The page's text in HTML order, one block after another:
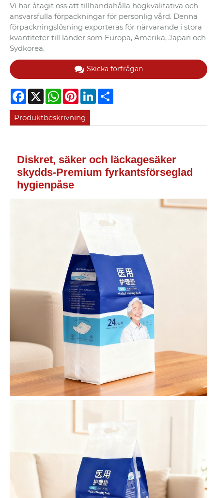
Vi har åtagit oss att tillhandahålla högkvalitativa och
ansvarsfulla förpackningar för personlig vård. Denna
förpackningslösning exporteras för närvarande i stora
kvantiteter till länder som Europa, Amerika, Japan och
Sydkorea.
Skicka förfrågan
Facebook
X WhatsApp
PinterestLinkedIn
Produktbeskrivning
Diskret, säker och läckagesäker
skydds-Premium fyrkantsförseglad
hygienpåse